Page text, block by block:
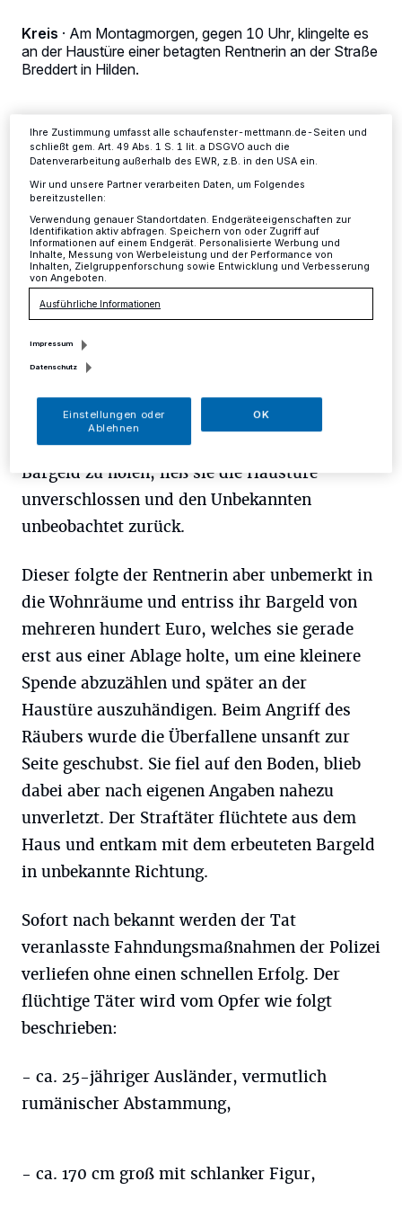
Kreis · Am Montagmorgen, gegen 10 Uhr, klingelte es
an der Haustüre einer betagten Rentnerin an der Straße
Breddert in Hilden.
30.07.2018 , 15:19 Uhr Eine Minute Lesezeit
D avor stand eine bislang noch
unbekannte männliche Person, welche
die Seniorin in gebrochenem Deutsch und
bat. Als die hilfsbereite Frau zurück in ihr
Wohnzimmer ging, um nur einige Euro
Bargeld zu holen, ließ sie die Haustüre
unverschlossen und den Unbekannten
unbeobachtet zurück.
Dieser folgte der Rentnerin aber unbemerkt in
die Wohnräume und entriss ihr Bargeld von
mehreren hundert Euro, welches sie gerade
erst aus einer Ablage holte, um eine kleinere
Spende abzuzählen und später an der
Haustüre auszuhändigen. Beim Angriff des
Räubers wurde die Überfallene unsanft zur
Seite geschubst. Sie fiel auf den Boden, blieb
dabei aber nach eigenen Angaben nahezu
unverletzt. Der Straftäter flüchtete aus dem
Haus und entkam mit dem erbeuteten Bargeld
in unbekannte Richtung.
Sofort nach bekannt werden der Tat
veranlasste Fahndungsmaßnahmen der Polizei
verliefen ohne einen schnellen Erfolg. Der
flüchtige Täter wird vom Opfer wie folgt
beschrieben:
- ca. 25-jähriger Ausländer, vermutlich
rumänischer Abstammung,
- ca. 170 cm groß mit schlanker Figur,
Anzeigen möglicherweise nicht mehr so relevant für Sie. Sie können
dieses Menü jederzeit wieder aufrufen, um Ihre Einstellungen zu
ändern oder Ihre Einwilligung zu widerrufen, indem Sie auf den Link
Ihre Zustimmung umfasst alle schaufenster-mettmann.de-Seiten und
schließt gem. Art. 49 Abs. 1 S. 1 lit. a DSGVO auch die
Datenverarbeitung außerhalb des EWR, z.B. in den USA ein.
Wir und unsere Partner verarbeiten Daten, um Folgendes
bereitzustellen:
Verwendung genauer Standortdaten. Endgeräteeigenschaften zur
Identifikation aktiv abfragen. Speichern von oder Zugriff auf
Informationen auf einem Endgerät. Personalisierte Werbung und
Inhalte, Messung von Werbeleistung und der Performance von
Inhalten, Zielgruppenforschung sowie Entwicklung und Verbesserung
von Angeboten.
Ausführliche Informationen
Impressum
Datenschutz
Einstellungen oder
Ablehnen
OK